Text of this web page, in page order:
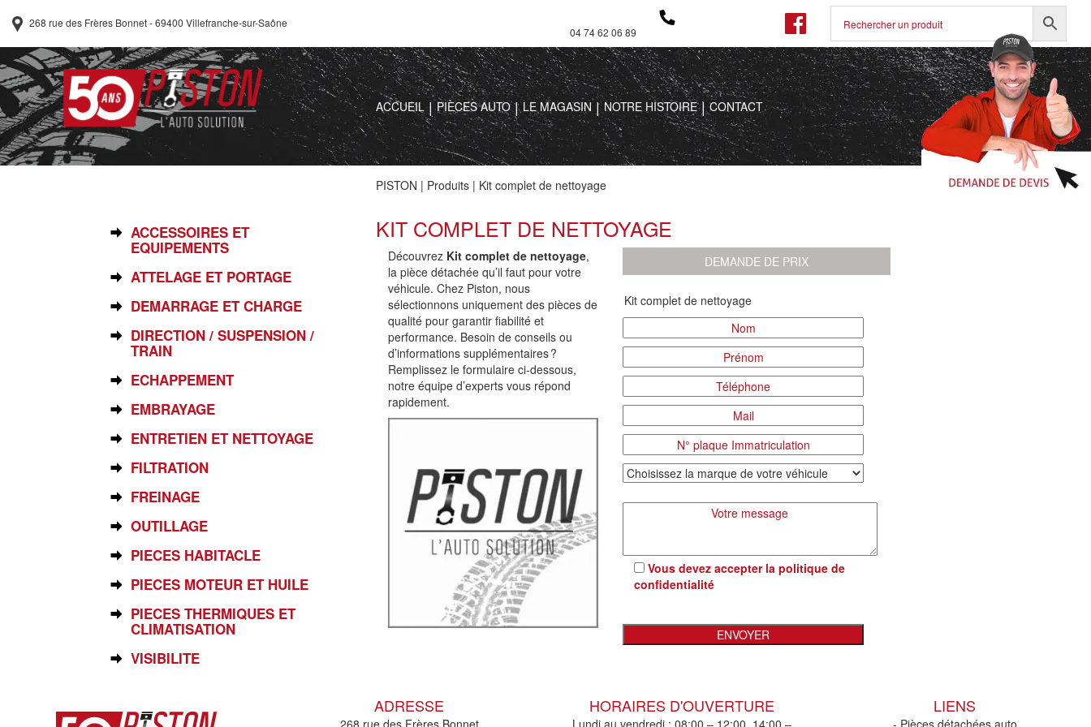
268 rue des Frères Bonnet - 69400 Villefranche-sur-Saône
04 74 62 06 89
ACCUEIL PIÈCES AUTO LE MAGASIN NOTRE HISTOIRE CONTACT
PISTON | Produits | Kit complet de nettoyage
ACCESSOIRES ET
EQUIPEMENTS
ATTELAGE ET PORTAGE
DEMARRAGE ET CHARGE
DIRECTION / SUSPENSION /
TRAIN
ECHAPPEMENT
EMBRAYAGE
ENTRETIEN ET NETTOYAGE
FILTRATION
FREINAGE
OUTILLAGE
PIECES HABITACLE
PIECES MOTEUR ET HUILE
PIECES THERMIQUES ET
CLIMATISATION
VISIBILITE
KIT COMPLET DE NETTOYAGE
Découvrez Kit complet de nettoyage,
la pièce détachée qu’il faut pour votre
véhicule. Chez Piston, nous
sélectionnons uniquement des pièces de
qualité pour garantir fiabilité et
performance. Besoin de conseils ou
d’informations supplémentaires ?
Remplissez le formulaire ci-dessous,
notre équipe d’experts vous répond
rapidement.
DEMANDE DE PRIX
Vous devez accepter la politique de
confidentialité
ADRESSE HORAIRES D'OUVERTURE LIENS